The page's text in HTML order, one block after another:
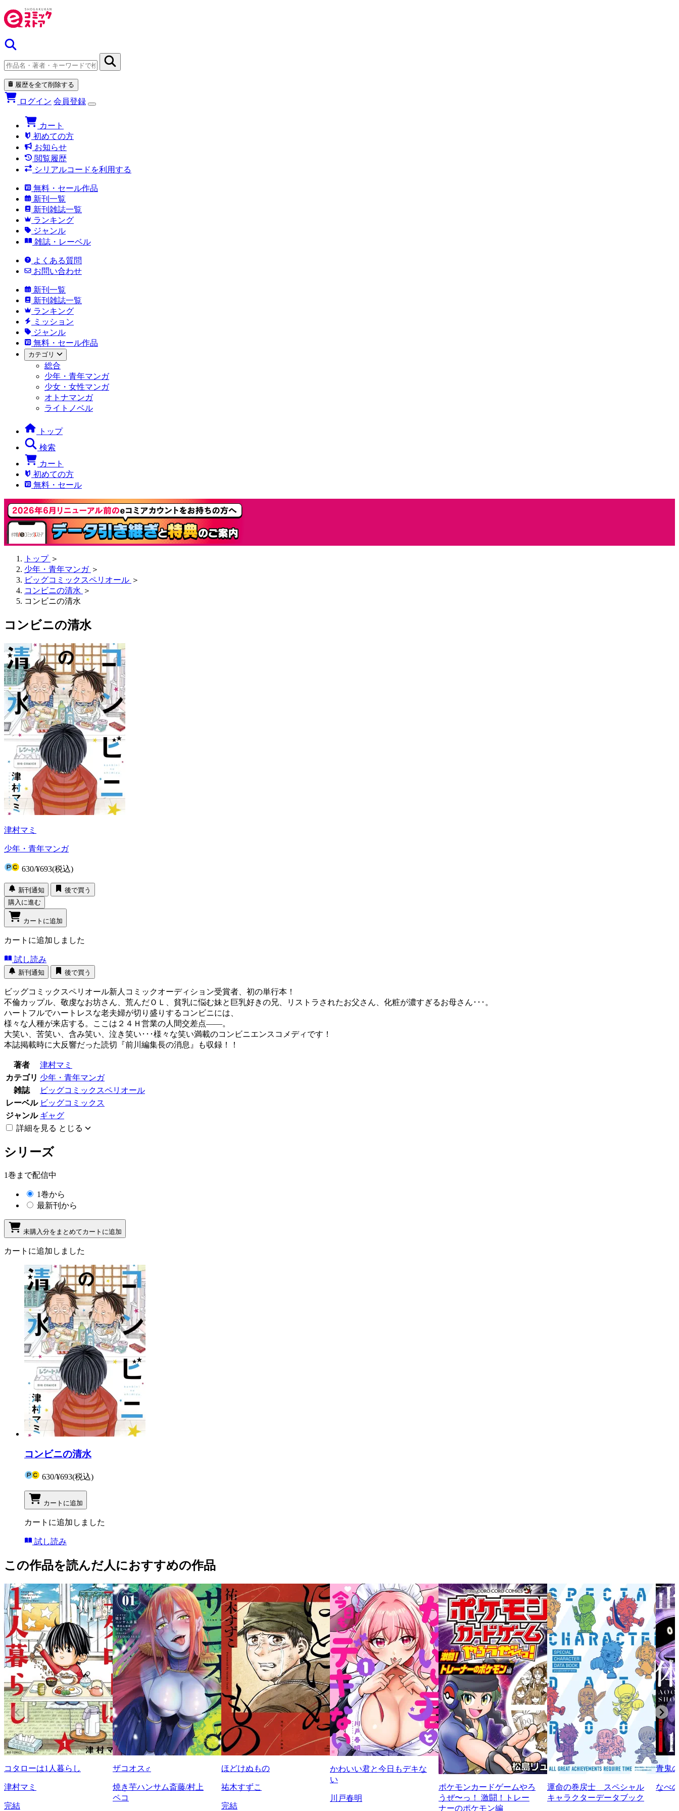
履歴を全て削除する
ログイン 会員登録
カート
初めての方
お知らせ
閲覧履歴
シリアルコードを利用する
無料・セール作品
新刊一覧
新刊雑誌一覧
ランキング
ジャンル
雑誌・レーベル
よくある質問
お問い合わせ
新刊一覧
新刊雑誌一覧
ランキング
ミッション
ジャンル
無料・セール作品
カテゴリ
総合
少年・青年マンガ
少女・女性マンガ
オトナマンガ
ライトノベル
トップ
検索
カート
初めての方
無料・セール
トップ ＞
少年・青年マンガ ＞
ビッグコミックスペリオール ＞
コンビニの清水 ＞
コンビニの清水
コンビニの清水
津村マミ
少年・青年マンガ
630/¥693(税込)
新刊通知
後で買う
購入に進む
カートに追加
カートに追加しました
試し読み
新刊通知 後で買う
ビッグコミックスペリオール新人コミックオーディション受賞者、初の単行本！
不倫カップル、敬虔なお坊さん、荒んだＯＬ、貧乳に悩む妹と巨乳好きの兄、リストラされたお父さん、化粧が濃すぎるお母さん･･･。
ハートフルでハートレスな老夫婦が切り盛りするコンビニには、
様々な人種が来店する。ここは２４Ｈ営業の人間交差点――。
大笑い、苦笑い、含み笑い、泣き笑い･･･様々な笑い満載のコンビニエンスコメディです！
本誌掲載時に大反響だった読切『前川編集長の消息』も収録！！
著者
津村マミ
カテゴリ 少年・青年マンガ
雑誌
ビッグコミックスペリオール
レーベル ビッグコミックス
ジャンル ギャグ
詳細を見る とじる
シリーズ
1巻まで配信中
1巻から
最新刊から
未購入分をまとめてカートに追加
カートに追加しました
コンビニの清水
630/¥693(税込)
カートに追加
カートに追加しました
試し読み
この作品を読んだ人におすすめの作品
コタローは1人暮らし
津村マミ
完結
ザコオス♂
焼き芋ハンサム斎藤/村上
ペコ
ほどけぬもの
祐木すずこ
完結
かわいい君と今日もデキな
い
川戸春明
ポケモンカードゲームやろ
うぜ〜っ！ 激闘！トレー
ナーのポケモン編
運命の巻戻士 スペシャル
キャラクターデータブック
青鬼
なべ